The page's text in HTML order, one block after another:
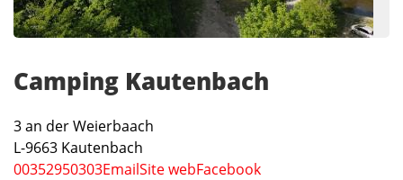
Camping Kautenbach
3 an der Weierbaach
L-9663 Kautenbach
00352950303EmailSite webFacebook